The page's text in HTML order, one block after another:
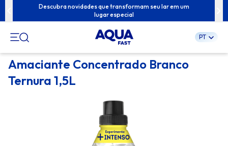
Pular
para
Descubra novidades que transformam seu lar em um
lugar especial
PT
Amaciante Concentrado Branco
Ternura 1,5L